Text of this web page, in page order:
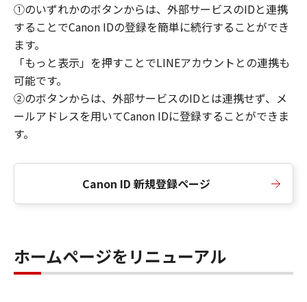
①のいずれかのボタンからは、外部サービスのIDと連携
することでCanon IDの登録を簡単に続行することができ
ます。
「もっと表示」を押すことでLINEアカウントとの連携も
可能です。
②のボタンからは、外部サービスのIDとは連携せず、メ
ールアドレスを用いてCanon IDに登録することができま
す。
Canon ID 新規登録ページ
ホームページをリニューアル